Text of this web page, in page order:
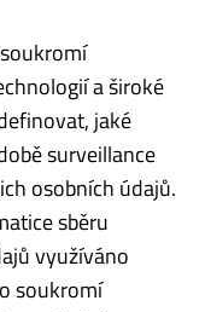
a široké
jaké
surveillance
osobních údajů.
sběru
využíváno
soukromí